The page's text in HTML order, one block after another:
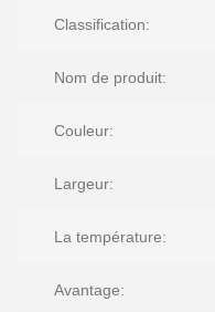
Classification:
Nom de produit:
Couleur:
Largeur:
La température:
Avantage: